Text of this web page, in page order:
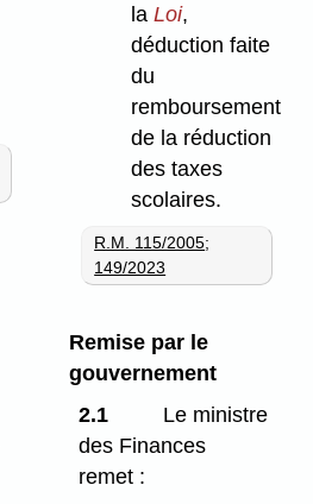
laLoi,
déduction faite
du
remboursement
de la réduction
des taxes
scolaires.
R.M. 115/2005;
149/2023
Remise par le
gouvernement
2.1
Le ministre
des Finances
remet :